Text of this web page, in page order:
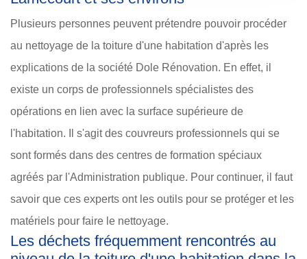
Plusieurs personnes peuvent prétendre pouvoir procéder
au nettoyage de la toiture d'une habitation d'après les
explications de la société Dole Rénovation. En effet, il
existe un corps de professionnels spécialistes des
opérations en lien avec la surface supérieure de
l'habitation. Il s'agit des couvreurs professionnels qui se
sont formés dans des centres de formation spéciaux
agréés par l'Administration publique. Pour continuer, il faut
savoir que ces experts ont les outils pour se protéger et les
matériels pour faire le nettoyage.
Les déchets fréquemment rencontrés au